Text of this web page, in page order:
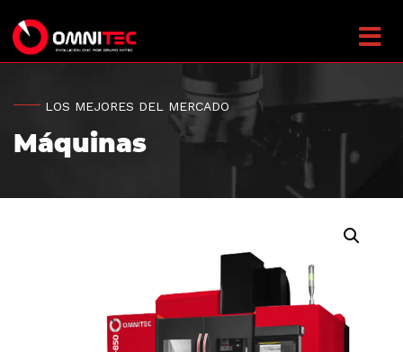
LOS MEJORES DEL MERCADO
Máquinas